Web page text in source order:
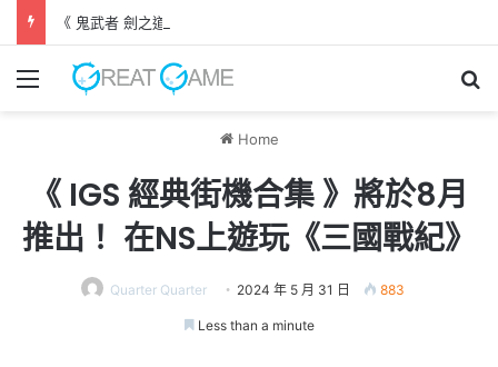
《 鬼武者 劍之道 》 實機試玩報告 源義經將是事件的起源！？
Menu
Home
《 IGS 經典街機合集 》將於8月
推出！ 在NS上遊玩《三國戰紀》
Quarter Quarter 2024 年 5 月 31 日 883
Less than a minute